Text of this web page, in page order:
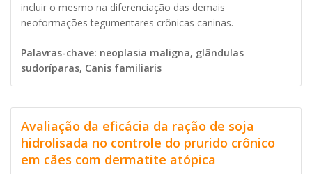
incluir o mesmo na diferenciação das demais
neoformações tegumentares crônicas caninas.
Palavras-chave: neoplasia maligna, glândulas
sudoríparas, Canis familiaris
Avaliação da eficácia da ração de soja
hidrolisada no controle do prurido crônico
em cães com dermatite atópica